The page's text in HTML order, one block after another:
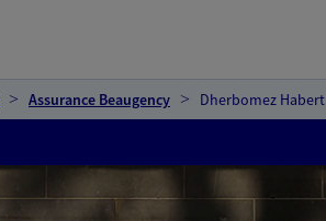
Assurance Beaugency Dherbomez Habert